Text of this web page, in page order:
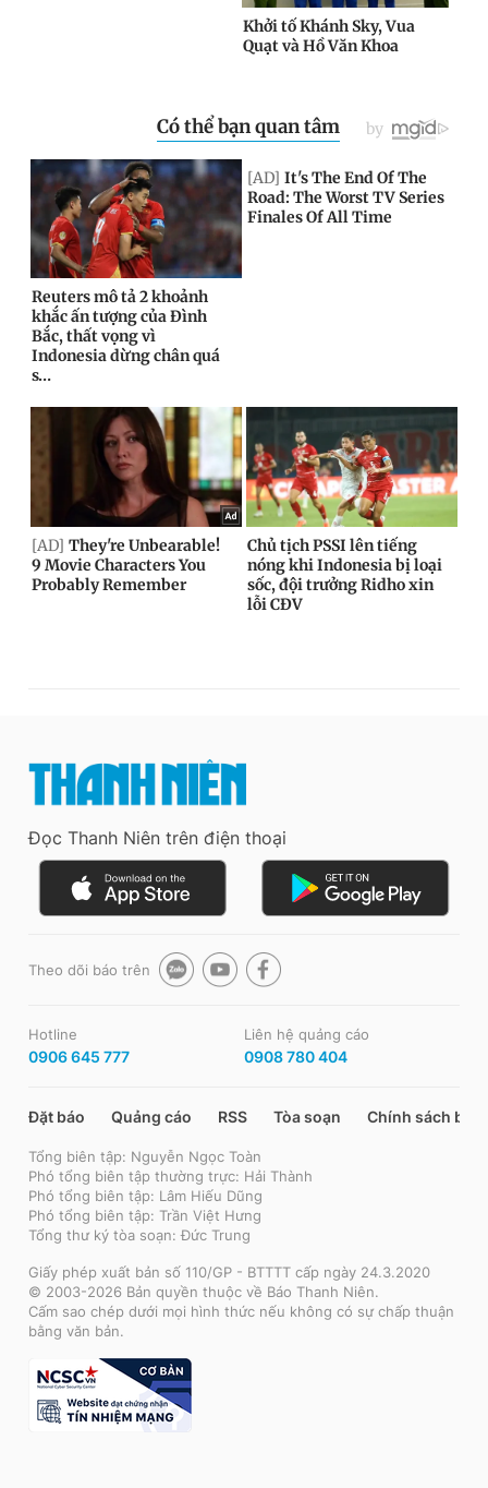
Đọc Thanh Niên trên điện thoại
Theo dõi báo trên
Hotline
0906 645 777
Liên hệ quảng cáo
0908 780 404
Đặt báo Quảng cáo RSS Tòa soạn Chính sách bảo
Tổng biên tập: Nguyễn Ngọc Toàn
Phó tổng biên tập thường trực: Hải Thành
Phó tổng biên tập: Lâm Hiếu Dũng
Phó tổng biên tập: Trần Việt Hưng
Tổng thư ký tòa soạn: Đức Trung
Giấy phép xuất bản số 110/GP - BTTTT cấp ngày 24.3.2020
© 2003-2026 Bản quyền thuộc về Báo Thanh Niên.
Cấm sao chép dưới mọi hình thức nếu không có sự chấp thuận
bằng văn bản.